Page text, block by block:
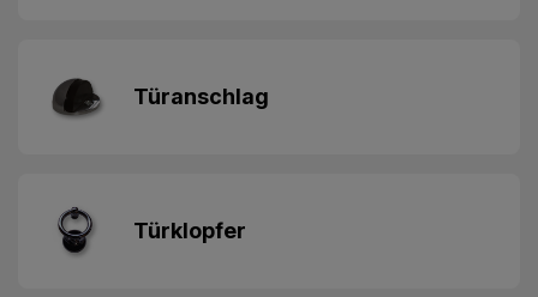
Türanschlag
Türklopfer